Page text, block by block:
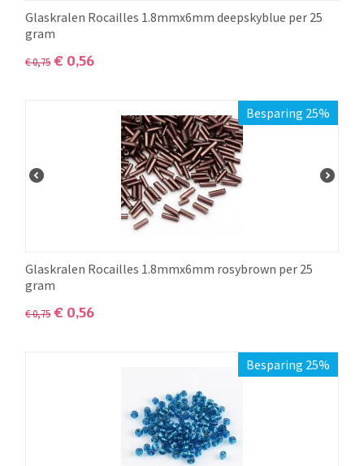
Glaskralen Rocailles 1.8mmx6mm deepskyblue per 25
gram
€0,75 € 0,56
Besparing 25%
Glaskralen Rocailles 1.8mmx6mm rosybrown per 25
gram
€0,75 € 0,56
Besparing 25%